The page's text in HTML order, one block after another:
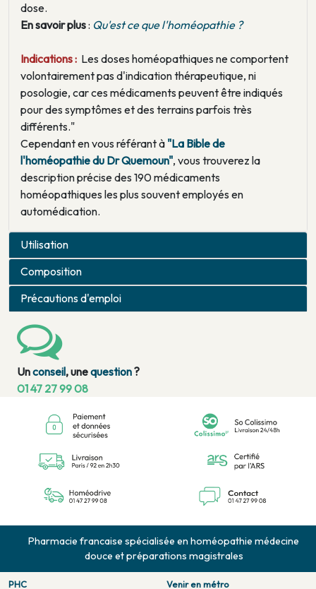
dose.
En savoir plus: Qu'est ce que l'homéopathie ?
Indications : Les doses homéopathiques ne comportent
volontairement pas d'indication thérapeutique, ni
posologie, car ces médicaments peuvent être indiqués
pour des symptômes et des terrains parfois très
différents."
Cependant en vous référant à "La Bible de
l'homéopathie du Dr Quemoun", vous trouverez la
description précise des 190 médicaments
homéopathiques les plus souvent employés en
automédication.
Utilisation
Composition
Précautions d'emploi
Unconseil, unequestion?
01 47 27 99 08
Pharmacie francaise spécialisée en homéopathie médecine
douce et préparations magistrales
PHC Venir en métro